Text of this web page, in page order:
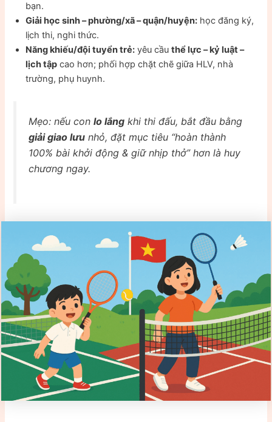
bạn.
Giải học sinh – phường/xã – quận/huyện: học đăng ký,
lịch thi, nghi thức.
Năng khiếu/đội tuyển trẻ: yêu cầuthể lực – kỷ luật –
lịch tập cao hơn; phối hợp chặt chẽ giữa HLV, nhà
trường, phụ huynh.
Mẹo: nếu conlo lắng khi thi đấu, bắt đầu bằng
giải giao lưu nhỏ, đặt mục tiêu “hoàn thành
100% bài khởi động & giữ nhịp thở” hơn là huy
chương ngay.